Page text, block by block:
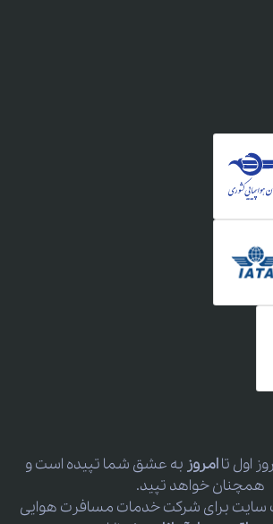
اول تاامروز به عشق شما تپیده است و
همچنان خواهد تپید.
سایت برای شرکت خدمات مسافرت هوایی